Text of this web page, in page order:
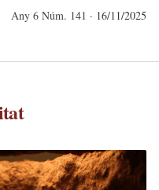
Any 6 Núm. 141 · 16/11/2025